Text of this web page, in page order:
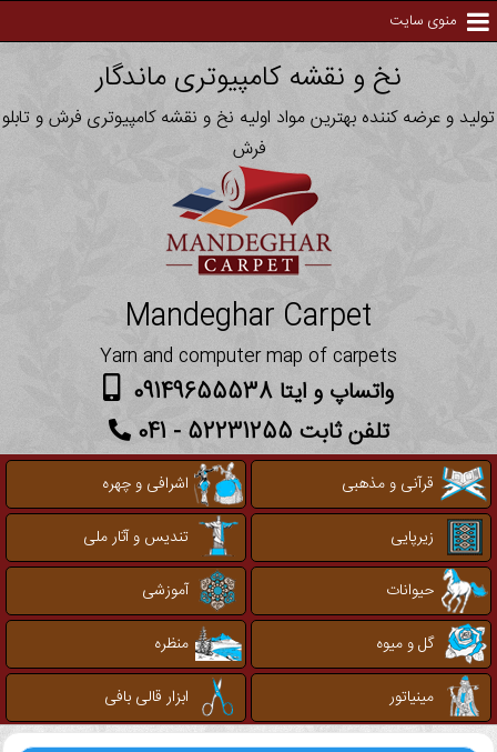
منوی سایت
نخ و نقشه کامپیوتری ماندگار
تولید و عرضه کننده بهترین مواد اولیه نخ و نقشه کامپیوتری فرش و تابلو
فرش
Mandeghar Carpet
Yarn and computer map of carpets
واتساپ و ایتا 09149655538
تلفن ثابت 52231255 - 041
قرآنی و مذهبی
اشرافی و چهره
زیرپایی
تندیس و آثار ملی
حیوانات
آموزشی
گل و میوه
منظره
مینیاتور
ابزار قالی بافی